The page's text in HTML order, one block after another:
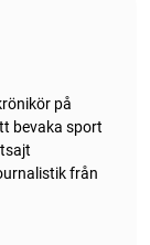
på
bevaka sport
från